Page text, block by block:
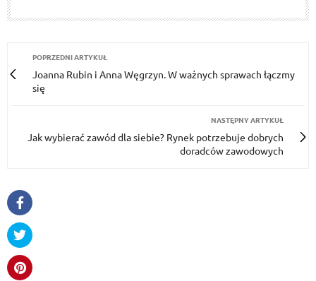
POPRZEDNI ARTYKUŁ
Joanna Rubin i Anna Węgrzyn. W ważnych sprawach łączmy
się
NASTĘPNY ARTYKUŁ
Jak wybierać zawód dla siebie? Rynek potrzebuje dobrych
doradców zawodowych